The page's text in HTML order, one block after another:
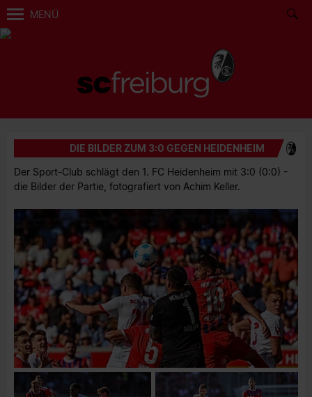
MENÜ
DIE BILDER ZUM 3:0 GEGEN HEIDENHEIM
Der Sport-Club schlägt den 1. FC Heidenheim mit 3:0 (0:0) -
die Bilder der Partie, fotografiert von Achim Keller.